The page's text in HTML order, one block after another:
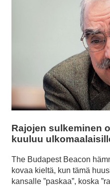
Rajojen sulkeminen
kuuluu
The Budapest Beacon
kovaa kieltä, kun tämä
kansalle ”paskaa”, koska